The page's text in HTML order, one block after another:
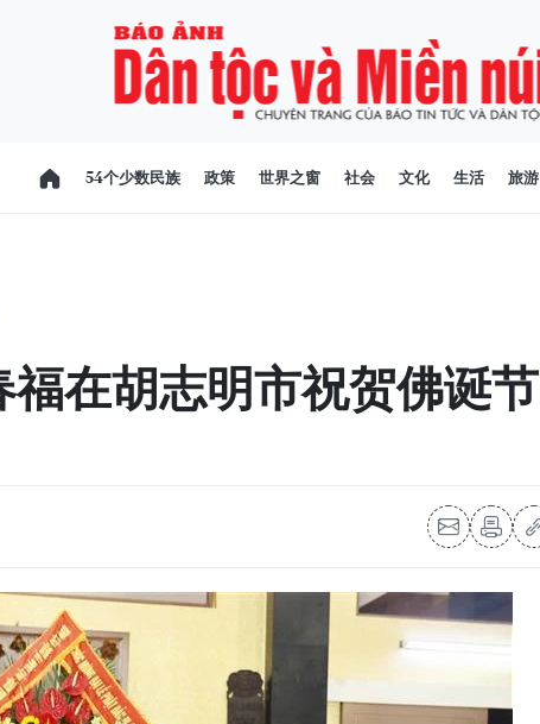
54个少数民族 政策 世界之窗 社会 文化 生活 旅游
在胡志明市祝贺佛诞节